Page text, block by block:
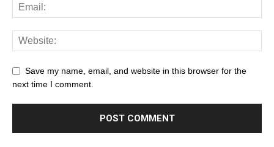
Save my name, email, and website in this browser for the
next time I comment.